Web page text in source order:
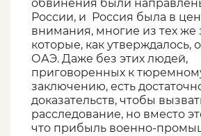
обвинения были
России, и Россия была в
внимания, многие из тех же
которые, как утверждалось,
ОАЭ. Даже без этих людей,
приговоренных к
заключению, есть
доказательств, чтобы
расследование, но вместо
что прибыль военно-